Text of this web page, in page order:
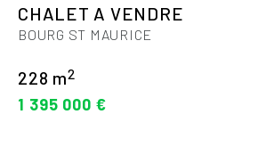
CHALET A VENDRE
BOURG ST MAURICE
228 m2
1 395 000 €